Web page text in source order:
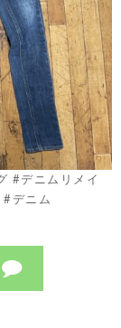
#デニムリメイ
デニム